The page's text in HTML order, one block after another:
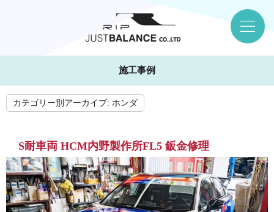
施工事例
カテゴリー別アーカイブ: ホンダ
S耐車両 HCM内野製作所FL5 鈑金修理